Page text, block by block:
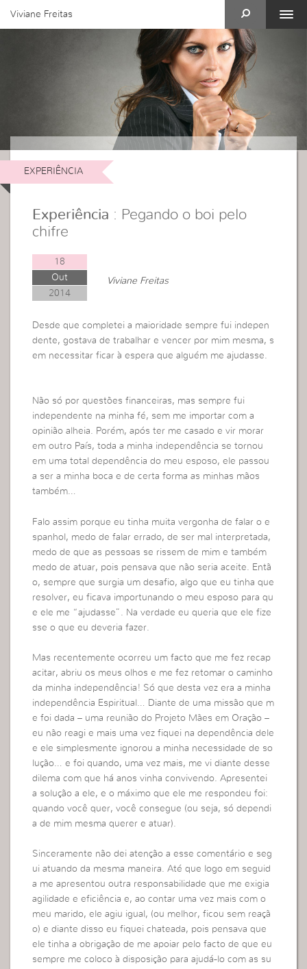
Viviane Freitas
EXPERIÊNCIA
Experiência : Pegando o boi pelo
chifre
18
Out
2014
Viviane Freitas
Desde que completei a maioridade sempre fui indepen
dente, gostava de trabalhar e vencer por mim mesma, s
em necessitar ficar à espera que alguém me ajudasse.
Não só por questões financeiras, mas sempre fui
independente na minha fé, sem me importar com a
opinião alheia. Porém, após ter me casado e vir morar
em outro País, toda a minha independência se tornou
em uma total dependência do meu esposo, ele passou
a ser a minha boca e de certa forma as minhas mãos
também…
Falo assim porque eu tinha muita vergonha de falar o e
spanhol, medo de falar errado, de ser mal interpretada,
medo de que as pessoas se rissem de mim e também
medo de atuar, pois pensava que não seria aceite. Entã
o, sempre que surgia um desafio, algo que eu tinha que
resolver, eu ficava importunando o meu esposo para qu
e ele me “ajudasse”. Na verdade eu queria que ele fize
sse o que eu deveria fazer.
Mas recentemente ocorreu um facto que me fez recap
acitar, abriu os meus olhos e me fez retomar o caminho
da minha independência! Só que desta vez era a minha
independência Espiritual… Diante de uma missão que m
e foi dada – uma reunião do Projeto Mães em Oração –
eu não reagi e mais uma vez fiquei na dependência dele
e ele simplesmente ignorou a minha necessidade de so
lução… e foi quando, uma vez mais, me vi diante desse
dilema com que há anos vinha convivendo. Apresentei
a solução a ele, e o máximo que ele me respondeu foi:
quando você quer, você consegue (ou seja, só dependi
a de mim mesma querer e atuar).
Sinceramente não dei atenção a esse comentário e seg
ui atuando da mesma maneira. Até que logo em seguid
a me apresentou outra responsabilidade que me exigia
agilidade e eficiência e, ao contar uma vez mais com o
meu marido, ele agiu igual, (ou melhor, ficou sem reaçã
o) e diante disso eu fiquei chateada, pois pensava que
ele tinha a obrigação de me apoiar pelo facto de que eu
sempre me coloco à disposição para ajudá-lo com as su